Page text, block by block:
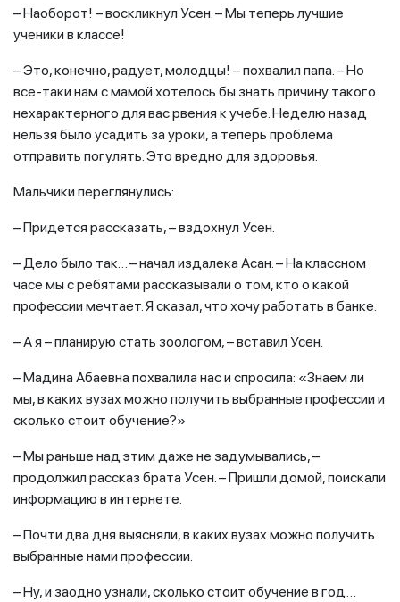
– Наоборот! – воскликнул Усен. – Мы теперь лучшие
ученики в классе!
– Это, конечно, радует, молодцы! – похвалил папа. – Но
все-таки нам с мамой хотелось бы знать причину такого
нехарактерного для вас рвения к учебе. Неделю назад
нельзя было усадить за уроки, а теперь проблема
отправить погулять. Это вредно для здоровья.
Мальчики переглянулись:
– Придется рассказать, – вздохнул Усен.
– Дело было так… – начал издалека Асан. – На классном
часе мы с ребятами рассказывали о том, кто о какой
профессии мечтает. Я сказал, что хочу работать в банке.
– А я – планирую стать зоологом, – вставил Усен.
– Мадина Абаевна похвалила нас и спросила: «Знаем ли
мы, в каких вузах можно получить выбранные профессии и
сколько стоит обучение?»
– Мы раньше над этим даже не задумывались, –
продолжил рассказ брата Усен. – Пришли домой, поискали
информацию в интернете.
– Почти два дня выясняли, в каких вузах можно получить
выбранные нами профессии.
– Ну, и заодно узнали, сколько стоит обучение в год…